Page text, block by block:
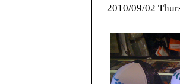
2010/09/02